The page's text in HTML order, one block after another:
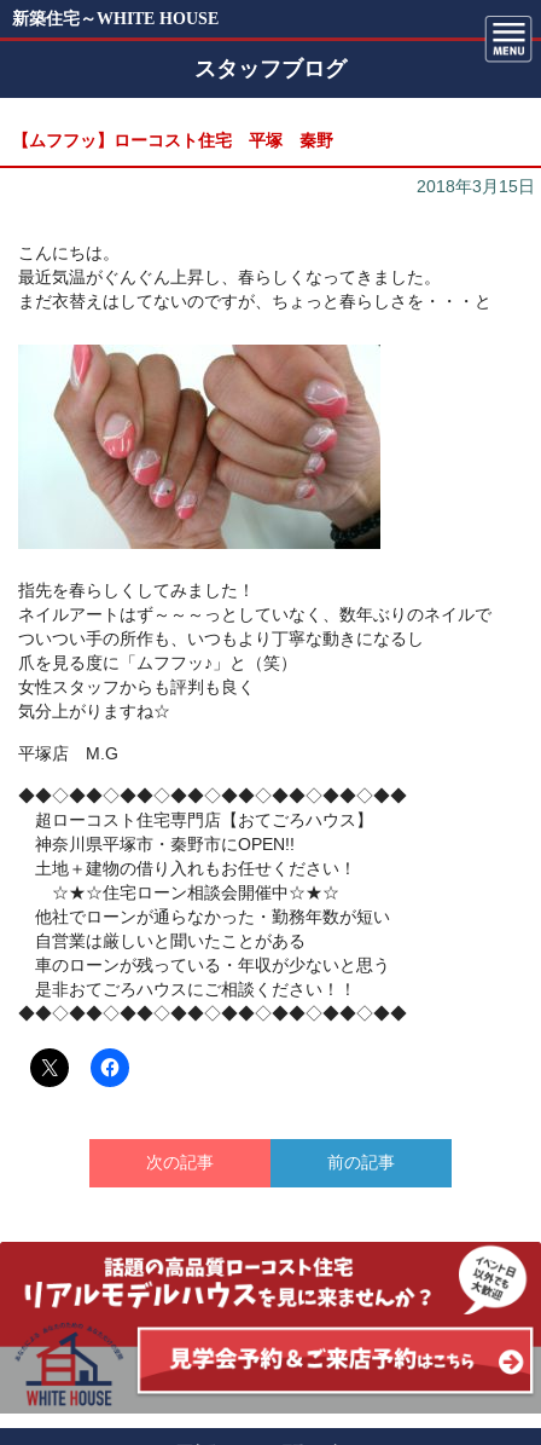
新築住宅～WHITE HOUSE
スタッフブログ
【ムフフッ】ローコスト住宅 平塚 秦野
2018年3月15日
こんにちは。
最近気温がぐんぐん上昇し、春らしくなってきました。
まだ衣替えはしてないのですが、ちょっと春らしさを・・・と
指先を春らしくしてみました！
ネイルアートはず～～～っとしていなく、数年ぶりのネイルで
ついつい手の所作も、いつもより丁寧な動きになるし
爪を見る度に「ムフフッ♪」と（笑）
女性スタッフからも評判も良く
気分上がりますね☆
平塚店 M.G
◆◆◇◆◆◇◆◆◇◆◆◇◆◆◇◆◆◇◆◆◇◆◆
超ローコスト住宅専門店【おてごろハウス】
神奈川県平塚市・秦野市にOPEN!!
土地＋建物の借り入れもお任せください！
☆★☆住宅ローン相談会開催中☆★☆
他社でローンが通らなかった・勤務年数が短い
自営業は厳しいと聞いたことがある
車のローンが残っている・年収が少ないと思う
是非おてごろハウスにご相談ください！！
◆◆◇◆◆◇◆◆◇◆◆◇◆◆◇◆◆◇◆◆◇◆◆
次の記事 前の記事